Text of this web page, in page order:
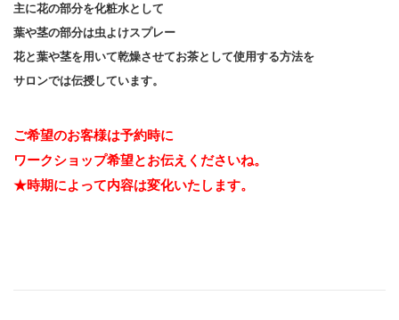
主に花の部分を化粧水として
葉や茎の部分は虫よけスプレー
花と葉や茎を用いて乾燥させてお茶として使用する方法を
サロンでは伝授しています。
ご希望のお客様は予約時に
ワークショップ希望とお伝えくださいね。
★時期によって内容は変化いたします。